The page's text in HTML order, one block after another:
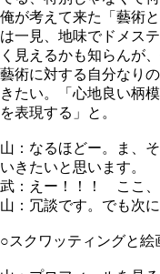
俺が考えて来た「藝術
は一見、地味でドメス
く見えるかも知らんが
藝術に対する自分なり
きたい。「心地良い柄
を表現する」と。
山：なるほどー。ま、
いきたいと思います。
武：えー！！！ ここ
山：冗談です。でも次に
○スクワッティングと絵